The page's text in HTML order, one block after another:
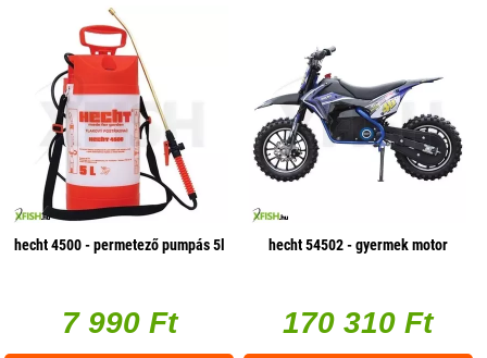
hecht 4500 - permetező pumpás 5l
7 990 Ft
hecht 54502 - gyermek motor
170 310 Ft